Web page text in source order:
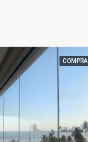
COMPRA